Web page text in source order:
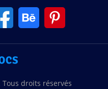
droits réservés